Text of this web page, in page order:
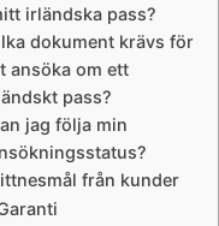
irländska pass?
dokument krävs för
ansöka om ett
pass?
jag följa min
från kunder